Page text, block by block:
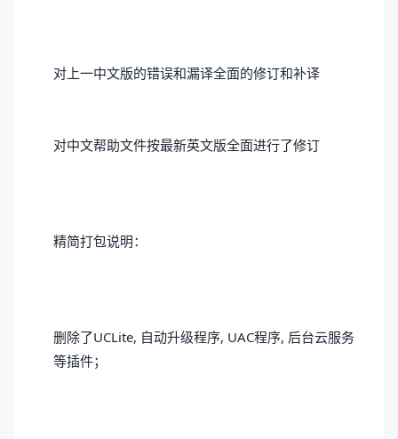
对上一中文版的错误和漏译全面的修订和补译
对中文帮助文件按最新英文版全面进行了修订
精简打包说明：
删除了UCLite, 自动升级程序, UAC程序, 后台云服务
等插件；